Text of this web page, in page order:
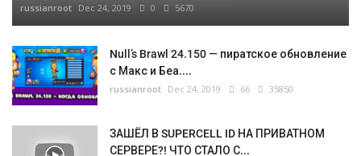
russianroot Dec 24, 2019 0 5670
Null’s Brawl 24.150 — пиратское обновление
с Макс и Беа....
russianroot Dec 24, 2019 66 35850
ЗАШЁЛ В SUPERCELL ID НА ПРИВАТНОМ
СЕРВЕРЕ?! ЧТО СТАЛО С...